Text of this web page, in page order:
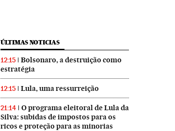
ÚLTIMAS NOTICIAS
12:15
Bolsonaro, a destruição como
estratégia
12:15 Lula, uma ressurreição
21:14
O programa eleitoral de Lula da
Silva: subidas de impostos para os
ricos e proteção para as minorias